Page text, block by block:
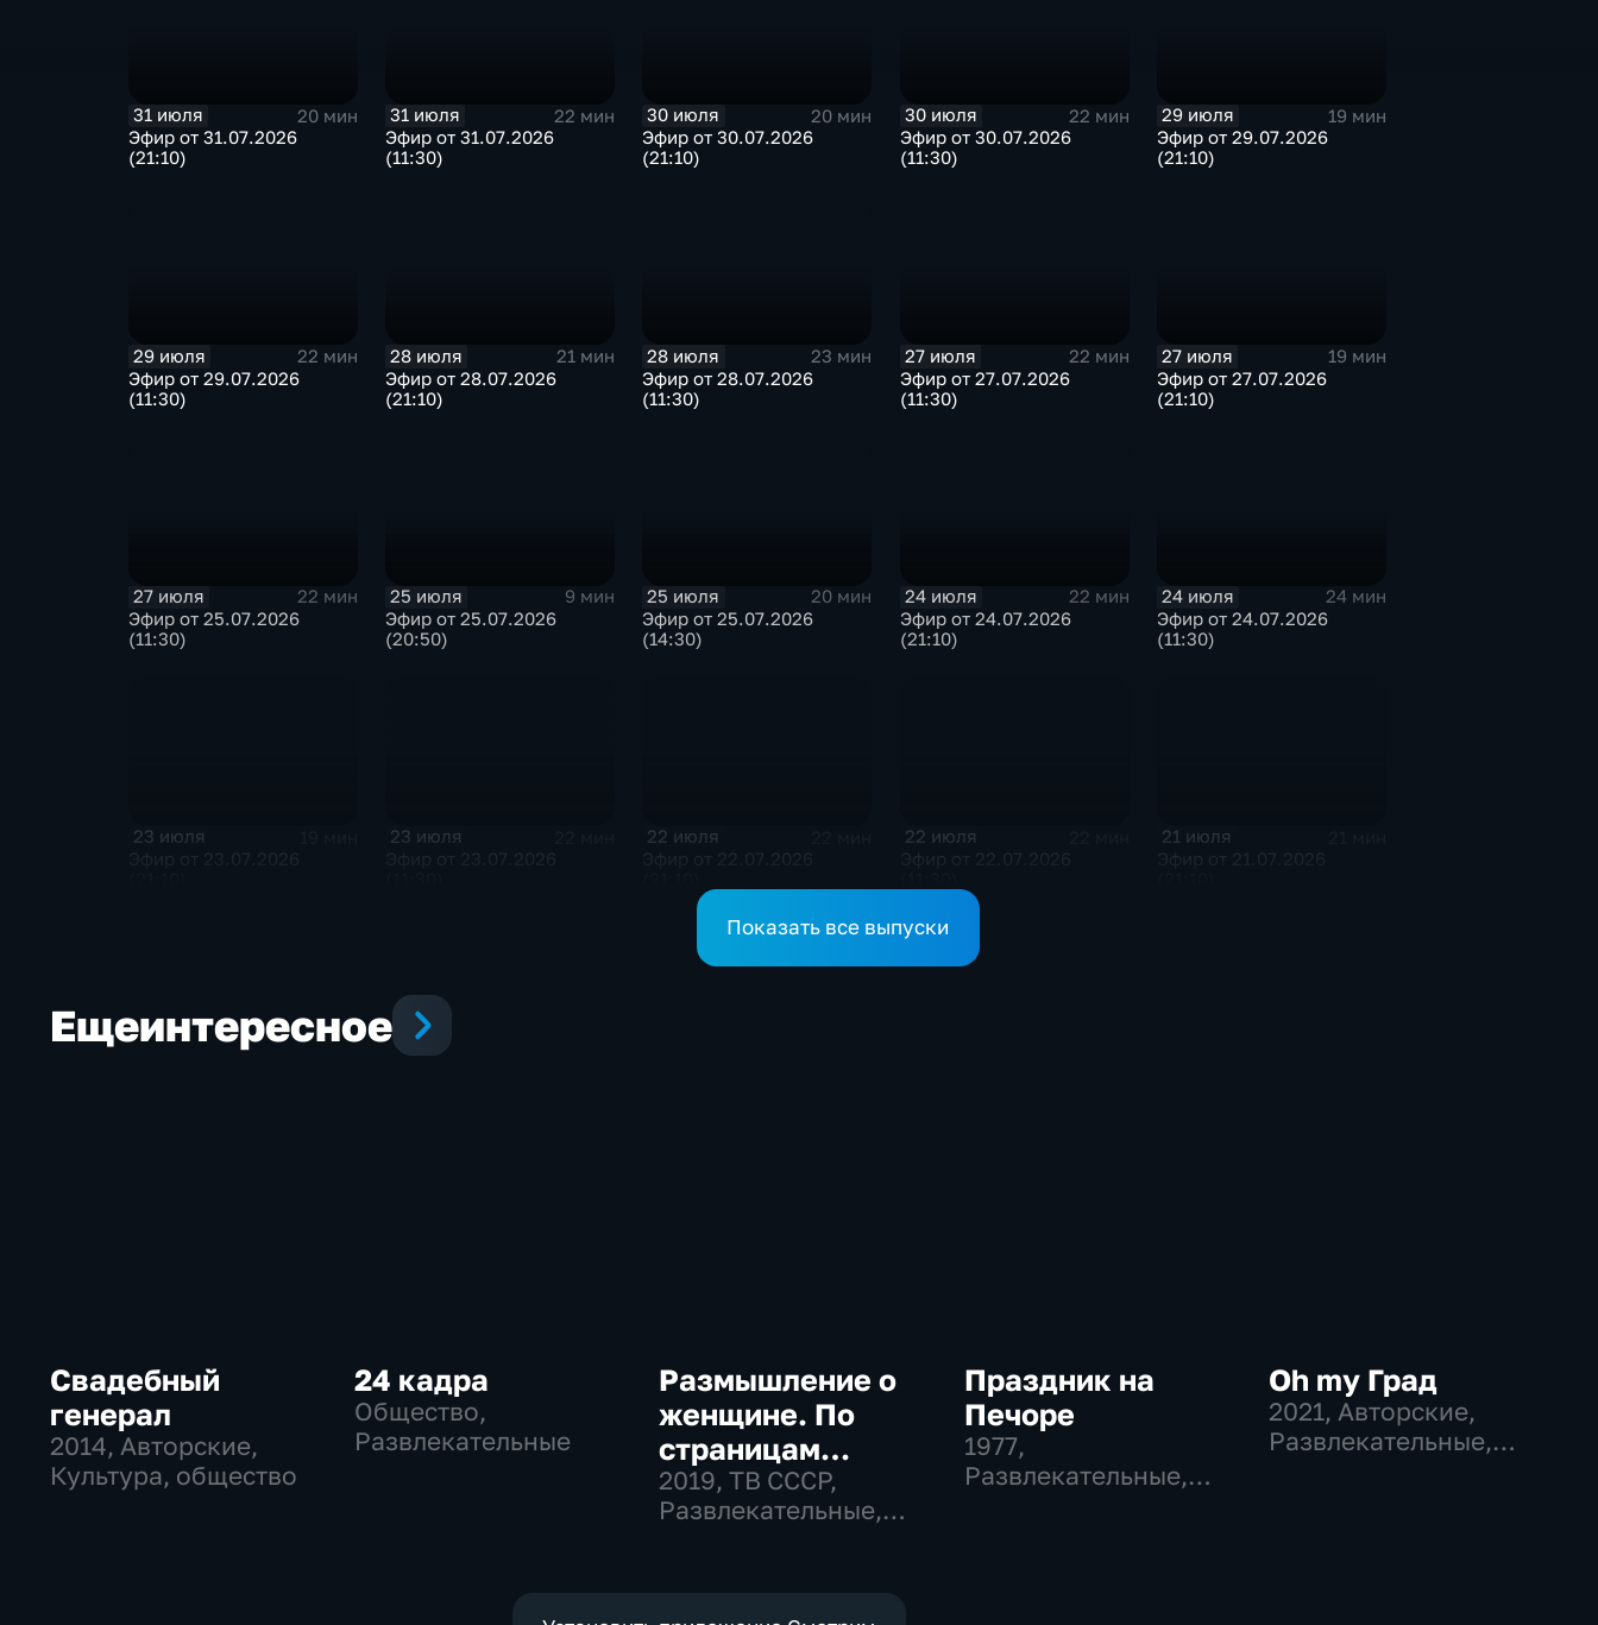
31 июля
20 мин
Эфир от 31.07.2026
(21:10)
31 июля
22 мин
Эфир от 31.07.2026
(11:30)
30 июля
20 мин
Эфир от 30.07.2026
(21:10)
30 июля
22 мин
Эфир от 30.07.2026
(11:30)
29 июля
19 мин
Эфир от 29.07.2026
(21:10)
29 июля
22 мин
Эфир от 29.07.2026
(11:30)
28 июля
21 мин
Эфир от 28.07.2026
(21:10)
28 июля
23 мин
Эфир от 28.07.2026
(11:30)
27 июля
22 мин
Эфир от 27.07.2026
(11:30)
27 июля
19 мин
Эфир от 27.07.2026
(21:10)
27 июля
22 мин
Эфир от 25.07.2026
(11:30)
25 июля
9 мин
Эфир от 25.07.2026
(20:50)
25 июля
20 мин
Эфир от 25.07.2026
(14:30)
24 июля
22 мин
Эфир от 24.07.2026
(21:10)
24 июля
24 мин
Эфир от 24.07.2026
(11:30)
23 июля 23 июля 22 июля 22 июля 21 июля
Показать все выпуски
Ещеинтересное
Свадебный
генерал
2014, Авторские,
Культура, общество
24 кадра
Общество,
Развлекательные
Размышление о
женщине. По
страницам
советского
телевидения
2019, ТВ СССР,
Развлекательные,
Праздник на
Печоре
1977,
Развлекательные,
Oh my Град
2021, Авторские,
Развлекательные,